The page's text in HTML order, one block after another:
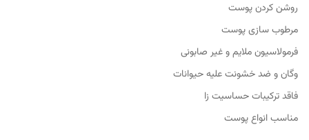
روشن کردن پوست
مرطوب سازی پوست
فرمولاسیون ملایم و غیر صابونی
وگان و ضد خشونت علیه حیوانات
فاقد ترکیبات حساسیت زا
مناسب انواع پوست